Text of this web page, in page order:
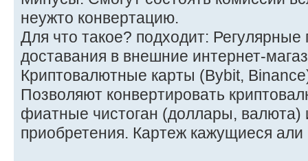
неужто конвертацию.
Для что такое? подходит:
доставания в внешние интернет-
Криптовалютные карты (Bybit,
Позволяют конвертировать
фиатные чистоган (доллары, валюта)
приобретения. Картеж кажущиеся али